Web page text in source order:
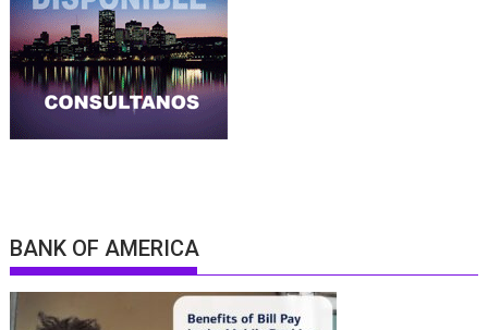
BANK OF AMERICA